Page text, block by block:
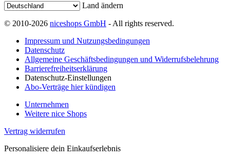
Land ändern
© 2010-2026 niceshops GmbH - All rights reserved.
Impressum und Nutzungsbedingungen
Datenschutz
Allgemeine Geschäftsbedingungen und Widerrufsbelehrung
Barrierefreiheitserklärung
Datenschutz-Einstellungen
Abo-Verträge hier kündigen
Unternehmen
Weitere nice Shops
Vertrag widerrufen
Personalisiere dein Einkaufserlebnis